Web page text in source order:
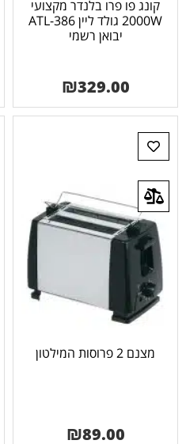
קונג פו פרו בלנדר מקצועי
2000W גולד ליין ATL-386
יבואן רשמי
₪329.00
מצנם 2 פרוסות המילטון
₪89.00